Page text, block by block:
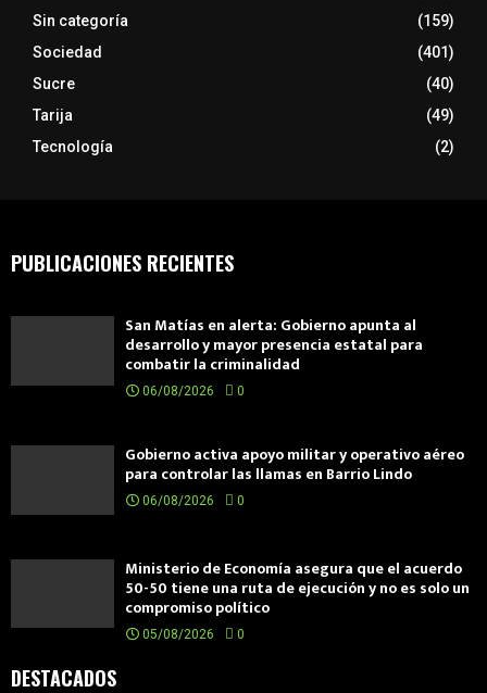
Sin categoría
(159)
Sociedad
(401)
Sucre
(40)
Tarija
(49)
Tecnología
(2)
PUBLICACIONES RECIENTES
San Matías en alerta: Gobierno apunta al
desarrollo y mayor presencia estatal para
combatir la criminalidad
06/08/2026 0
Gobierno activa apoyo militar y operativo aéreo
para controlar las llamas en Barrio Lindo
06/08/2026 0
Ministerio de Economía asegura que el acuerdo
50-50 tiene una ruta de ejecución y no es solo un
compromiso político
05/08/2026 0
DESTACADOS